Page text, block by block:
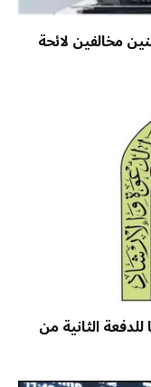
مخالفين لائحة
الثانية من